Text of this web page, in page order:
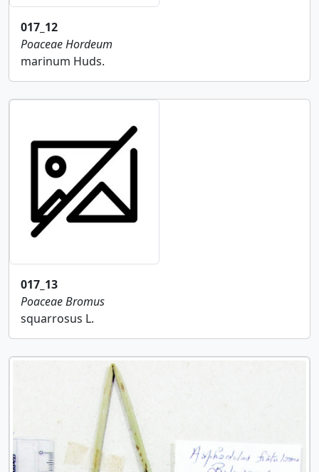
017_12
PoaceaeHordeum
marinum Huds.
017_13
PoaceaeBromus
squarrosus L.